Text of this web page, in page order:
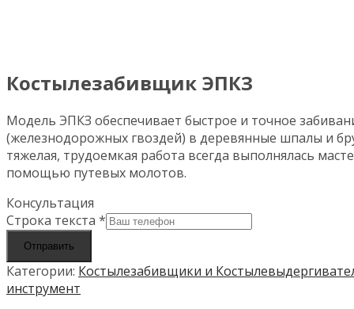
Костылезабивщик ЭПКЗ
Модель ЭПКЗ обеспечивает быстрое и точное
(железнодорожных гвоздей) в деревянные шпалы и
тяжелая, трудоемкая работа всегда выполнялась
помощью путевых молотов.
Консультация
Строка текста *
Отправить
Категории: Костылезабивщики и
инструмент